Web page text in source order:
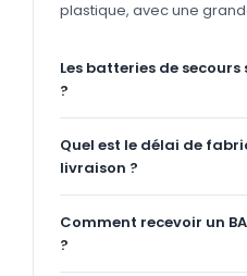
plastique, avec une
Les batteries de
?
Quel est le délai de
livraison ?
Comment recevoir un
?